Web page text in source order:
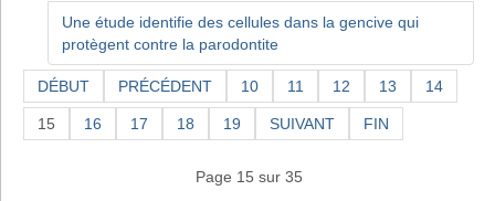
Une étude identifie des cellules dans la gencive qui
protègent contre la parodontite
DÉBUT PRÉCÉDENT 10 11 12 13 14
15 16 17 18 19 SUIVANT FIN
Page 15 sur 35